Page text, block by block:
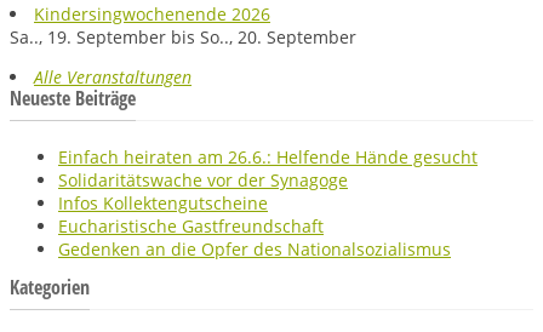
Kindersingwochenende 2026
Sa.., 19. September bis So.., 20. September
Alle Veranstaltungen
Neueste Beiträge
Einfach heiraten am 26.6.: Helfende Hände gesucht
Solidaritätswache vor der Synagoge
Infos Kollektengutscheine
Eucharistische Gastfreundschaft
Gedenken an die Opfer des Nationalsozialismus
Kategorien